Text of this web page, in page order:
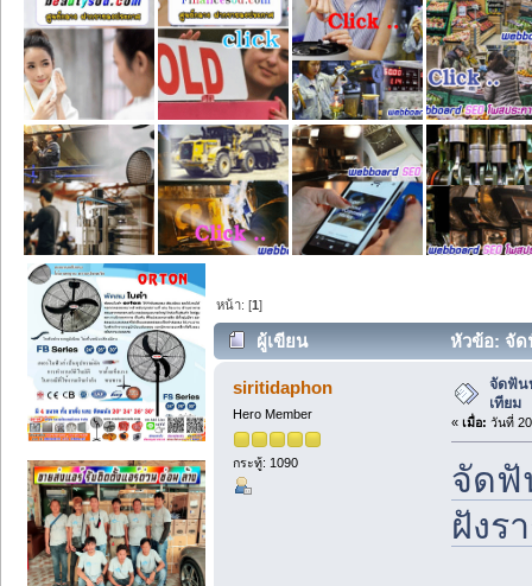
หน้า: [1]
ผู้เขียน หัวข้อ: จัด
siritidaphon
Hero Member
กระทู้: 1090
จัดฟัน
เทียม
« เมื่อ: วันที่
จัดฟั
ฝังร